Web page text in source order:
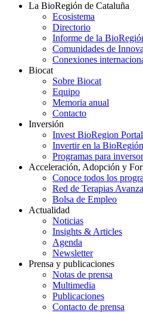
La BioRegión de Cataluña
Ecosistema
Directorio
Informe de la
Comunidades de
Conexiones
Biocat
Sobre Biocat
Equipo
Memoria anual
Contacto
Inversión
Invest BioRegion Portal
Invertir en la BioRegión
Programas para
Acceleración, Adopción y
Conoce todos los
Red de Terapias
Bolsa de Empleo
Actualidad
Noticias
Insights & Articles
Agenda
Newsletter
Prensa y publicaciones
Notas de prensa
Multimedia
Publicaciones
Contacto de prensa